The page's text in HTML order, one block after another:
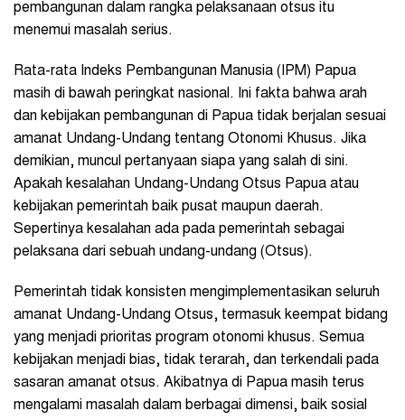
pembangunan dalam rangka pelaksanaan otsus itu
menemui masalah serius.
Rata-rata Indeks Pembangunan Manusia (IPM) Papua
masih di bawah peringkat nasional. Ini fakta bahwa arah
dan kebijakan pembangunan di Papua tidak berjalan sesuai
amanat Undang-Undang tentang Otonomi Khusus. Jika
demikian, muncul pertanyaan siapa yang salah di sini.
Apakah kesalahan Undang-Undang Otsus Papua atau
kebijakan pemerintah baik pusat maupun daerah.
Sepertinya kesalahan ada pada pemerintah sebagai
pelaksana dari sebuah undang-undang (Otsus).
Pemerintah tidak konsisten mengimplementasikan seluruh
amanat Undang-Undang Otsus, termasuk keempat bidang
yang menjadi prioritas program otonomi khusus. Semua
kebijakan menjadi bias, tidak terarah, dan terkendali pada
sasaran amanat otsus. Akibatnya di Papua masih terus
mengalami masalah dalam berbagai dimensi, baik sosial